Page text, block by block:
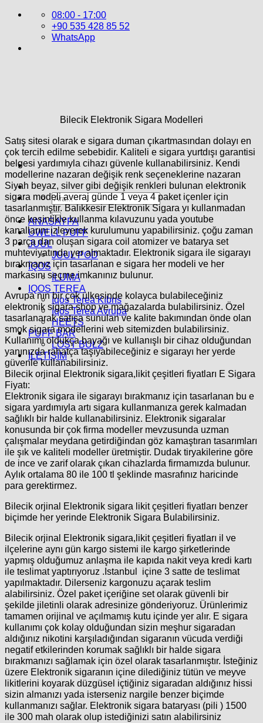
İçeriğe
08:00 - 17:00
+90 535 428 85 52
WhatsApp
Ara:
ANASAYFA
UWELL PUFF
JUUL
JUUL POD
İQOS
İLUMA
IQOS TEREA
İqos Terea Kıbrıs
İqos Terea Avrupa
HEETS
PUFF BAR
LOST BULZ
İLETİŞİM
Bilecik Elektronik Sigara Modelleri
Satış sitesi olarak e sigara duman çıkartmasından dolayı en
çok tercih edilme sebebidir. Kaliteli e sigara yurtdışı garantisi
belgesi yardımıyla cihazı güvenle kullanabilirsiniz. Kendi
modellerine nazaran değişik renk seçeneklerine nazaran
Siyah beyaz, silver gibi değişik renkleri bulunan elektronik
sigara modeli averaj günde 1 veya 4 paket içenler için
tasarlanmıştır. Balıkkesir Elektronik Sigara yı kullanmadan
önce kesinlikle kullanma kılavuzunu yada youtube
kanallarını izleyerek kurulumunu yapabilirsiniz. çoğu zaman
3 parça dan oluşan sigara coil atomizer ve batarya set
muhteviyatında yer almaktadır. Elektronik sigara ile sigarayı
bırakmanız için tasarlanan e sigara her modeli ve her
markasını seçme imkanınız bulunur.
Avrupa nın bir çok ülkesinde kolayca bulabileceğiniz
elektronik sigara shop ve mağazalarda bulabilirsiniz. Özel
tasarlanarak satışa sunulan ve kalite bakımından önde olan
smok sigara modellerini web sitemizden bulabilirsiniz.
Kullanımı oldukça bayağı ve kullanışlı bir cihaz olduğundan
yanınızda rahatça taşıyabileceğiniz e sigarayı her yerde
güvenle kullanabilirsiniz.
Bilecik orjinal Elektronik sigara,likit çeşitleri fiyatları E Sigara
Fiyatı:
Elektronik sigara ile sigarayı bırakmanız için tasarlanan bu e
sigara yardımıyla artı sigara kullanmanıza gerek kalmadan
sağlıklı bir halde kullanabilirsiniz. Elektronik sigaralar
konusunda bir çok firma modeller mevzusunda uzman
çalışmalar meydana getirdiğindan göz kamaştıran tasarımları
ile şık ve kaliteli modeller üretmiştir. Dudak tiryakilerine göre
de ince ve zarif olarak çıkan cihazlarda firmamızda bulunur.
Aylık ortalama 80 ile 100 tl şeklinde masrafınız haricinde
para gerektirmez.
Bilecik orjinal Elektronik sigara likit çeşitleri fiyatları benzer
biçimde her yerinde Elektronik Sigara Bulabilirsiniz.
Bilecik orjinal Elektronik sigara,likit çeşitleri fiyatları il ve
ilçelerine aynı gün kargo sistemi ile kargo şirketlerinde
yapmış olduğumuz anlaşma ile kapıda nakit veya kredi kartı
ile teslimat yaptırıyoruz .Istanbul içine 3 satte de teslimat
yapılmaktadır. Dilerseniz kargonuzu açarak teslim
alabilirsiniz. Özel paket içeriğine set olarak güvenli bir
şekilde jiletinli olarak adresinize gönderiyoruz. Ürünlerimiz
tamamen orijinal ve açılmamış kutu içinde yer alır. E sigara
kullanımı çok kolay olduğundan sizin meşhur sigaradan
aldığınız nikotini karşıladığından sigaranın vücuda verdiği
negatif etkilerinden korumak sağlıklı bir halde sigara
bırakmanızı sağlamak için özel olarak tasarlanmıştır. İsteğiniz
üzere Elektronik sigaranın içine dilediğiniz tütün ve meyve
likitlerini koyarak düzgüsel içtiğiniz sigaradan aldığınız hissi
sizin almanızı yada isterseniz nargile benzer biçimde
kullanmanızı sağlar. Elektronik sigara bataryası (pili ) 1500
ile 300 mah olarak olup istediğinizi satın alabilirsiniz